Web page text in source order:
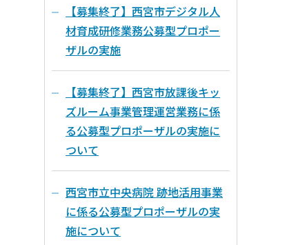
【募集終了】西宮市デジタル人
材育成研修業務公募型プロポー
ザルの実施
【募集終了】西宮市放課後キッ
ズルーム事業管理運営業務に係
る公募型プロポーザルの実施に
ついて
西宮市立中央病院 跡地活用事業
に係る公募型プロポーザルの実
施について